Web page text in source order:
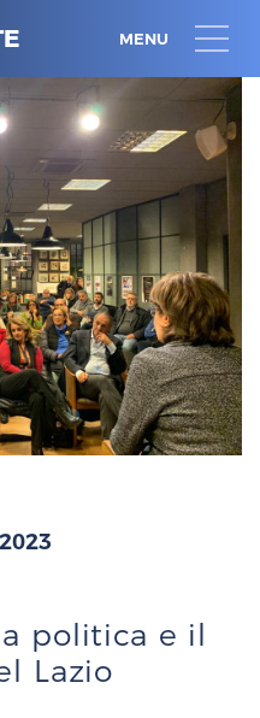
MENU
politica e il
Lazio